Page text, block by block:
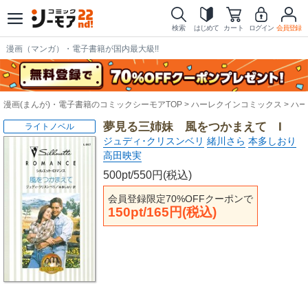
検索 はじめて カート ログイン 会員登録
漫画（マンガ）・電子書籍が国内最大級!!
漫画(まんが)・電子書籍のコミックシーモアTOP ハーレクインコミックス ハ
夢見る三姉妹 風をつかまえて I
ジュディ･クリスンベリ 緒川さら 本多しおり
高田映実
500pt/550円(税込)
会員登録限定70%OFFクーポンで
150pt/165円(税込)
ライトノベル